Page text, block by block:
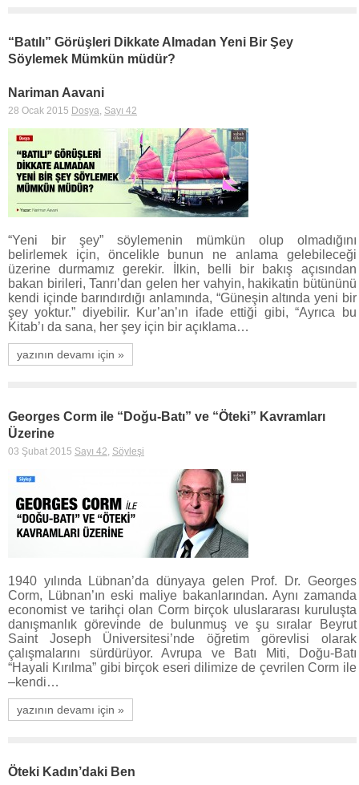
“Batılı” Görüşleri Dikkate Almadan Yeni Bir Şey
Söylemek Mümkün müdür?
Nariman Aavani
28 Ocak 2015 Dosya, Sayı 42
“Yeni bir şey” söylemenin mümkün olup olmadığını
belirlemek için, öncelikle bunun ne anlama gelebileceği
üzerine durmamız gerekir. İlkin, belli bir bakış açısından
bakan birileri, Tanrı’dan gelen her vahyin, hakikatin bütününü
kendi içinde barındırdığı anlamında, “Güneşin altında yeni bir
şey yoktur.” diyebilir. Kur’an’ın ifade ettiği gibi, “Ayrıca bu
Kitab’ı da sana, her şey için bir açıklama…
yazının devamı için »
Georges Corm ile “Doğu-Batı” ve “Öteki” Kavramları
Üzerine
03 Şubat 2015 Sayı 42, Söyleşi
1940 yılında Lübnan’da dünyaya gelen Prof. Dr. Georges
Corm, Lübnan’ın eski maliye bakanlarından. Aynı zamanda
economist ve tarihçi olan Corm birçok uluslararası kuruluşta
danışmanlık görevinde de bulunmuş ve şu sıralar Beyrut
Saint Joseph Üniversitesi’nde öğretim görevlisi olarak
çalışmalarını sürdürüyor. Avrupa ve Batı Miti, Doğu-Batı
“Hayali Kırılma” gibi birçok eseri dilimize de çevrilen Corm ile
–kendi…
yazının devamı için »
Öteki Kadın’daki Ben